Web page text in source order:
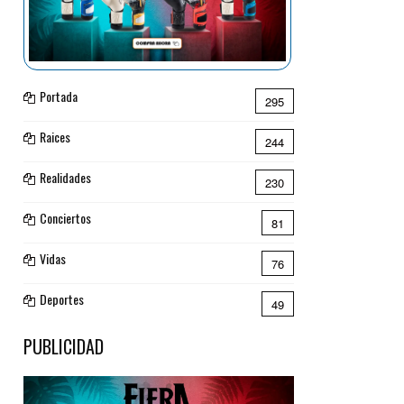
Portada 295
Raices 244
Realidades 230
Conciertos 81
Vidas 76
Deportes 49
PUBLICIDAD